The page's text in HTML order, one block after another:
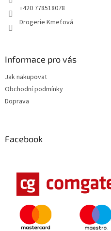
+420 778518078
Drogerie Kmeťová
Informace pro vás
Jak nakupovat
Obchodní podmínky
Doprava
Facebook